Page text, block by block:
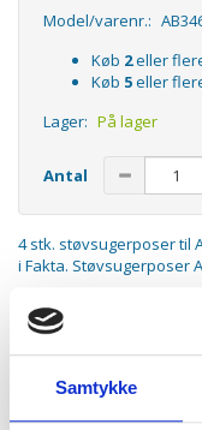
Samtykke
Model/varenr.:
Køb 2eller
Køb 5eller
Lager: På lager
Antal
4 stk. støvsugerposer til
i Fakta. Støvsugerposer
Indhold:
4 stk.
1 stk. klippefilter